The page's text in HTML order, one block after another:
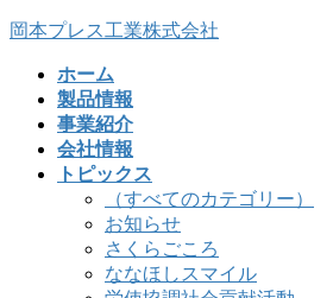
コ
ナ
岡本プレス工業株式会社
ホーム
製品情報
事業紹介
会社情報
トピックス
（すべてのカテゴリー）
お知らせ
さくらごころ
ななほしスマイル